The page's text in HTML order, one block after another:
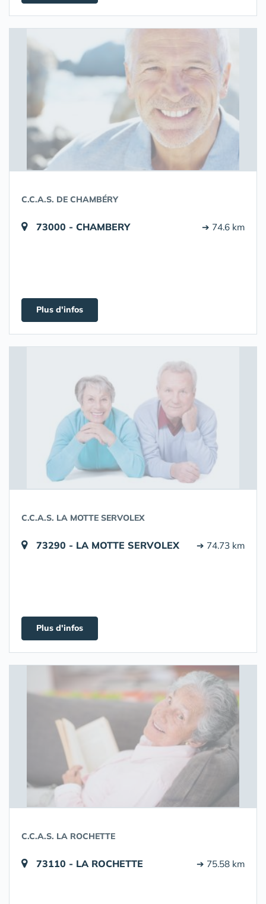
C.C.A.S. DE CHAMBÉRY
73000 - CHAMBERY ➔ 74.6 km
Plus d'infos
C.C.A.S. LA MOTTE SERVOLEX
73290 - LA MOTTE SERVOLEX ➔ 74.73 km
Plus d'infos
C.C.A.S. LA ROCHETTE
73110 - LA ROCHETTE ➔ 75.58 km